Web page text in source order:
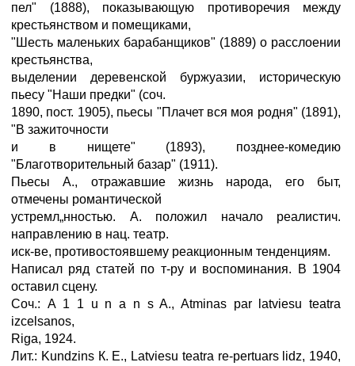
пел" (1888), показывающую противоречия между
крестьянством и помещиками,
"Шесть маленьких барабанщиков" (1889) о расслоении
крестьянства,
выделении деревенской буржуазии, историческую
пьесу "Наши предки" (соч.
1890, пост. 1905), пьесы "Плачет вся моя родня" (1891),
"В зажиточности
и в нищете" (1893), позднее-комедию
"Благотворительный базар" (1911).
Пьесы А., отражавшие жизнь народа, его быт,
отмечены романтической
устремл„нностью. А. положил начало реалистич.
направлению в нац. театр.
иск-ве, противостоявшему реакционным тенденциям.
Написал ряд статей по т-ру и воспоминания. В 1904
оставил сцену.
Соч.: А 1 1 u n a n s A., Atminas par latviesu teatra
izcelsanos,
Riga, 1924.
Лит.: Kundzins К. E., Latviesu teatra re-pertuars lidz, 1940,